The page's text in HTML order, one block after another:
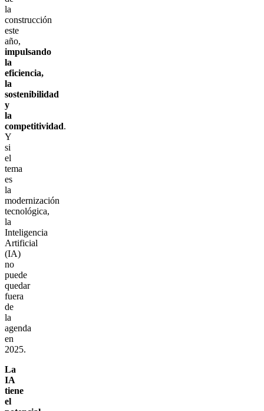
la
construcción
este
año,
impulsando
la
eficiencia,
la
sostenibilidad
y
la
competitividad.
Y
si
el
tema
es
la
modernización
tecnológica,
la
Inteligencia
Artificial
(IA)
no
puede
quedar
fuera
de
la
agenda
en
2025.
La
IA
tiene
el